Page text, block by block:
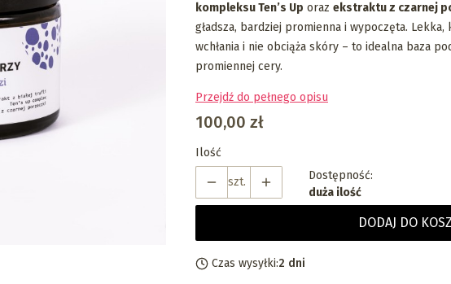
kompleksu Ten’s Up oraz ekstraktu z czarnej
gładsza, bardziej promienna i wypoczęta.
wchłania i nie obciąża skóry – to idealna baza
promiennej cery.
Przejdź do pełnego opisu
Cena
100,00 zł
Ilość
szt.
Dostępność:
duża ilość
DODAJ DO
Czas wysyłki:2 dni